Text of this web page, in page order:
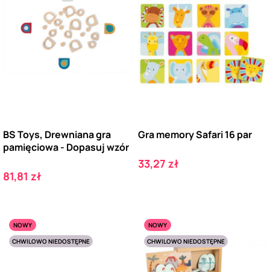
BS Toys, Drewniana gra
pamięciowa - Dopasuj wzór
Cena
81,81 zł
Gra memory Safari 16 par
Cena
33,27 zł
NOWY
CHWILOWO NIEDOSTĘPNE
NOWY
CHWILOWO NIEDOSTĘPNE